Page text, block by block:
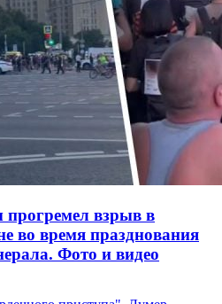
взрыв в
во время празднования
Фото и видео